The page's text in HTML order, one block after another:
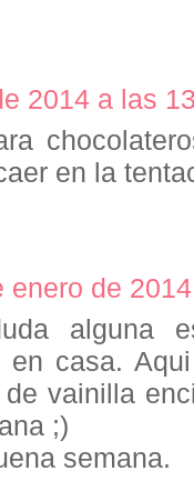
2014 a las
en la
enero de
alguna
en casa.
vainilla
;)
semana.